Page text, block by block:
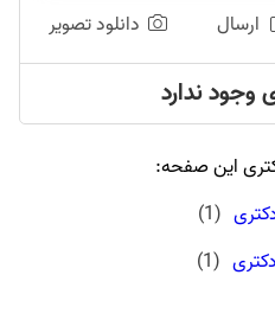
ارسال دانلود تصویر
وجود ندارد
این صفحه:
(
1
)
(
1
)